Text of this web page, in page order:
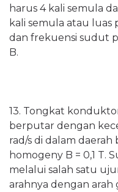
harus 4 kali semula
kali semula atau luas
dan frekuensi sudut
B.
13. Tongkat
berputar dengan
rad/s di dalam
homogeny B = 0,1 T.
melalui salah satu
arahnya dengan arah